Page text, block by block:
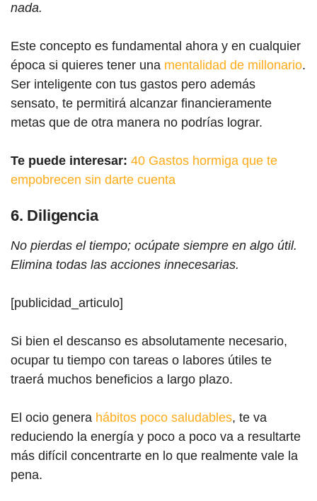
nada.
Este concepto es fundamental ahora y en cualquier
época si quieres tener una mentalidad de millonario.
Ser inteligente con tus gastos pero además
sensato, te permitirá alcanzar financieramente
metas que de otra manera no podrías lograr.
Te puede interesar: 40 Gastos hormiga que te
empobrecen sin darte cuenta
6. Diligencia
No pierdas el tiempo; ocúpate siempre en algo útil.
Elimina todas las acciones innecesarias.
[publicidad_articulo]
Si bien el descanso es absolutamente necesario,
ocupar tu tiempo con tareas o labores útiles te
traerá muchos beneficios a largo plazo.
El ocio genera hábitos poco saludables, te va
reduciendo la energía y poco a poco va a resultarte
más difícil concentrarte en lo que realmente vale la
pena.